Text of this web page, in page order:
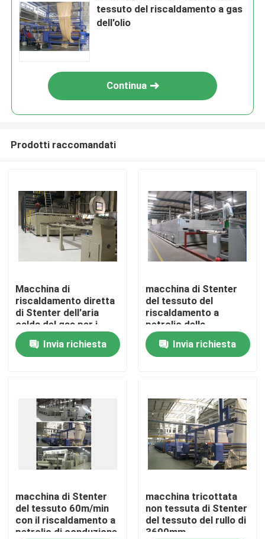
Casa
Prodotti
Giro della fabbrica
Controllo di qualità
notizie
tessuto del riscaldamento a gas
dell'olio
Continua
Prodotti raccomandati
Macchina di
riscaldamento diretta
di Stenter dell'aria
calda del gas per i
tessuti
Invia richiesta
macchina di Stenter
del tessuto del
riscaldamento a
petrolio della
costruzione di 380V
220V Invia richiesta
macchina di Stenter
del tessuto 60m/min
con il riscaldamento a
petrolio di conduzione
macchina tricottata
non tessuta di Stenter
del tessuto del rullo di
3600mm